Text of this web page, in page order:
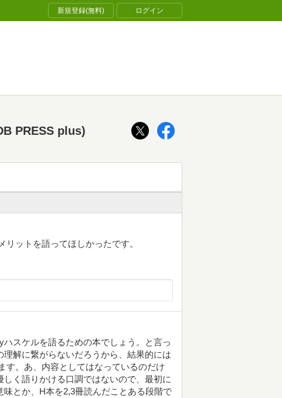
新規登録(無料) ログイン
PRESS plus)
トを語ってほしかったです。
スケルを語るための本でしょう。と言っ
解に繋がらないだろうから、結果的には
す。あ、内容としてはなっているのだけ
く語りかける口調ではないので、最初に
とか、H本を2,3冊読んだことある段階で